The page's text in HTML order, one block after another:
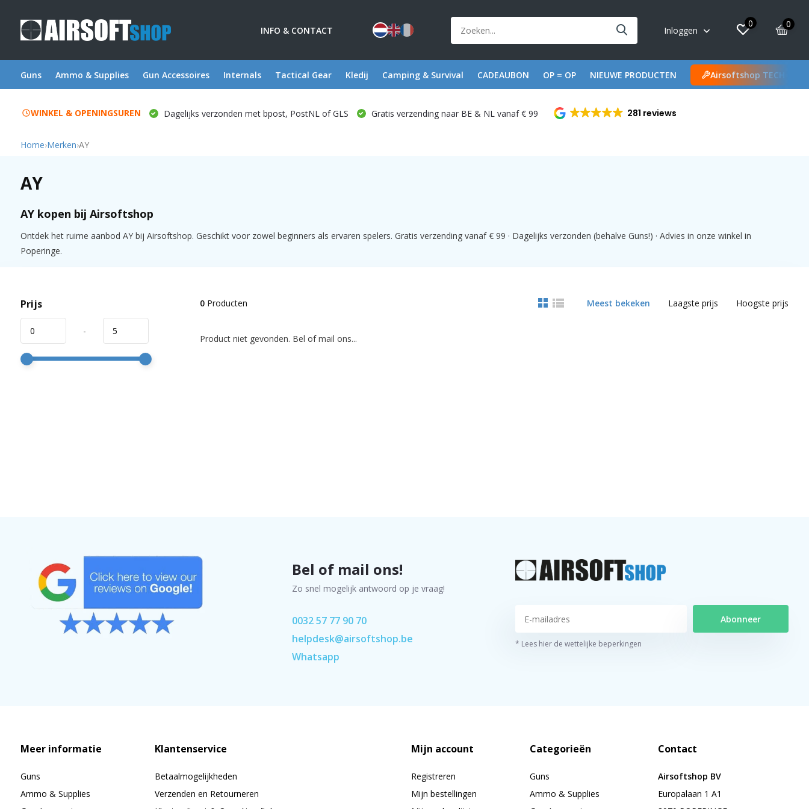
INFO & CONTACT Inloggen
0 0
Guns Ammo & Supplies Gun Accessoires Internals Tactical Gear Kledij Camping & Survival CADEAUBON OP = OP NIEUWE PRODUCTEN Airsoftshop TECH
WINKEL & OPENINGSUREN Dagelijks verzonden met bpost, PostNL of GLS Gratis verzending naar BE & NL vanaf € 99 281 reviews
Home›Merken›AY
AY
AY kopen bij Airsoftshop
Ontdek het ruime aanbod AY bij Airsoftshop. Geschikt voor zowel beginners als ervaren spelers. Gratis verzending vanaf € 99 · Dagelijks verzonden (behalve Guns!) · Advies in onze winkel in
Poperinge.
Prijs
-
0Producten Meest bekeken Laagste prijs Hoogste prijs
Product niet gevonden. Bel of mail ons...
Bel of mail ons!
Zo snel mogelijk antwoord op je vraag!
0032 57 77 90 70
helpdesk@airsoftshop.be
Whatsapp
Abonneer
* Lees hier de wettelijke beperkingen
Meer informatie
Guns
Ammo & Supplies
Klantenservice
Betaalmogelijkheden
Verzenden en Retourneren
Mijn account
Registreren
Mijn bestellingen
Categorieën
Guns
Ammo & Supplies
Contact
Airsoftshop BV
Europalaan 1 A1